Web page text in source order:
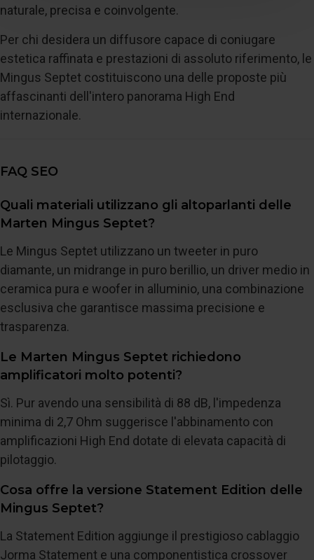
naturale, precisa e coinvolgente.
Per chi desidera un diffusore capace di coniugare
estetica raffinata e prestazioni di assoluto riferimento, le
Mingus Septet costituiscono una delle proposte più
affascinanti dell'intero panorama High End
internazionale.
FAQ SEO
Quali materiali utilizzano gli altoparlanti delle
Marten Mingus Septet?
Le Mingus Septet utilizzano un tweeter in puro
diamante, un midrange in puro berillio, un driver medio in
ceramica pura e woofer in alluminio, una combinazione
esclusiva che garantisce massima precisione e
trasparenza.
Le Marten Mingus Septet richiedono
amplificatori molto potenti?
Sì. Pur avendo una sensibilità di 88 dB, l'impedenza
minima di 2,7 Ohm suggerisce l'abbinamento con
amplificazioni High End dotate di elevata capacità di
pilotaggio.
Cosa offre la versione Statement Edition delle
Mingus Septet?
La Statement Edition aggiunge il prestigioso cablaggio
Jorma Statement e una componentistica crossover